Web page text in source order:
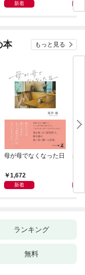
新着 の
本 もっと見る
母が母でなくなった日
1,672
新着
老
ランキング
無料